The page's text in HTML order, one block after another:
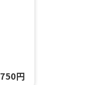
750円